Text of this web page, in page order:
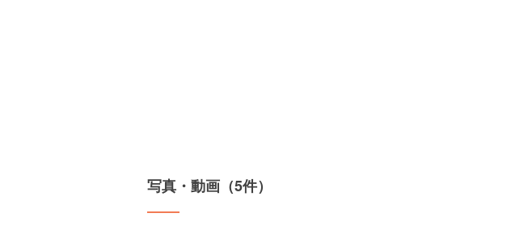
写真・動画（5件）